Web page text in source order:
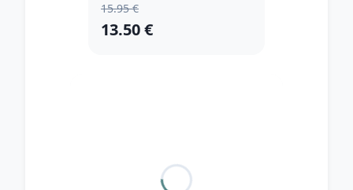
15.95 €
13.50 €